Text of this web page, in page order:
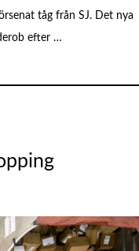
tåg från SJ. Det nya
efter …